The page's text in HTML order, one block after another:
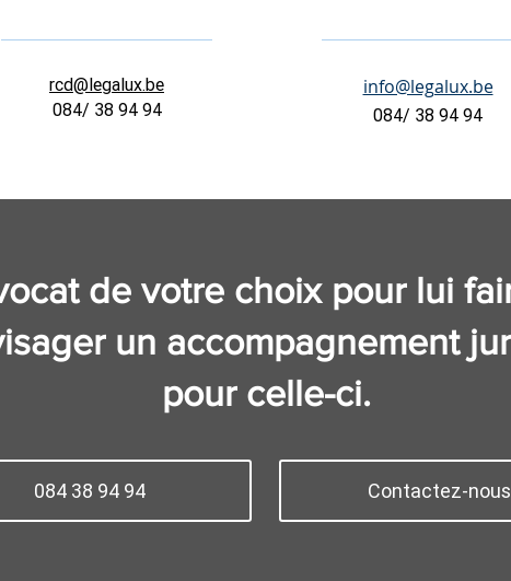
rcd@legalux.be
084/ 38 94 94
info@legalux.be
084/ 38 94 94
de votre choix pour lui
un accompagnement
pour celle-ci.
084 38 94 94 Contactez-nous